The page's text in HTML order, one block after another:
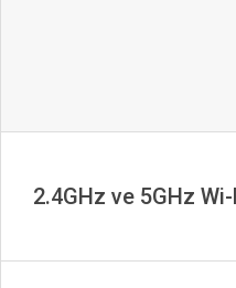
2.4GHz ve 5GHz Wi-